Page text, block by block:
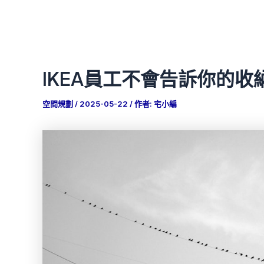
IKEA員工不會告訴你的收
空間規劃 / 2025-05-22 / 作者: 宅小編